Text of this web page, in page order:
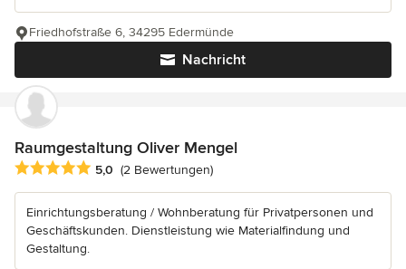
Nachricht
Friedhofstraße 6, 34295 Edermünde
Raumgestaltung Oliver Mengel
Durchschnittliche Bewertung: 5 von 5 Sternen
5,0 (2 Bewertungen)
Einrichtungsberatung / Wohnberatung für Privatpersonen und
Geschäftskunden. Dienstleistung wie Materialfindung und
Gestaltung.